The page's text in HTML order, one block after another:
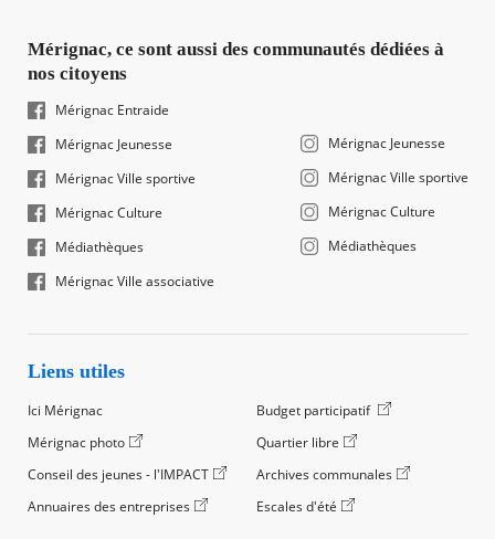
Mérignac, ce sont aussi des communautés dédiées à
nos citoyens
Mérignac Entraide
Mérignac Jeunesse
Mérignac Ville sportive
Mérignac Culture
Médiathèques
Mérignac Ville associative
Mérignac Jeunesse
Mérignac Ville sportive
Mérignac Culture
Médiathèques
Liens utiles
Ici Mérignac
Budget participatif
Mérignac photo
Quartier libre
Conseil des jeunes - l'IMPACT
Archives communales
Annuaires des entreprises
Escales d'été